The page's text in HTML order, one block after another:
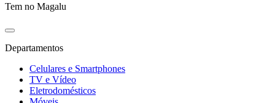
Tem no Magalu
Departamentos
Celulares e Smartphones
TV e Vídeo
Eletrodomésticos